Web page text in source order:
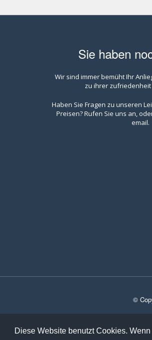
Diese Website benutzt Cookies.
Sie haben
Wir sind immer bemüht Ihr
zu ihrer
Haben Sie Fragen zu unseren
Preisen? Rufen Sie uns an,
email.
©